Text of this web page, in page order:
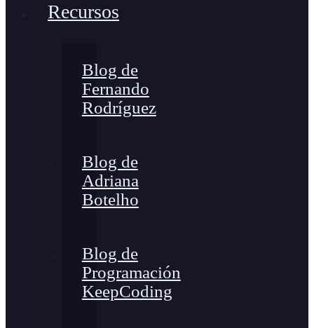
Recursos
Blog de
Fernando
Rodríguez
Blog de
Adriana
Botelho
Blog de
Programación
KeepCoding